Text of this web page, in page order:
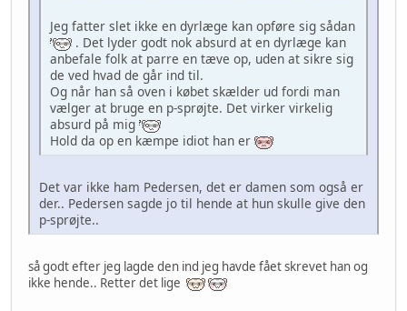
Jeg fatter slet ikke en dyrlæge kan opføre sig sådan
. Det lyder godt nok absurd at en dyrlæge kan
anbefale folk at parre en tæve op, uden at sikre sig
de ved hvad de går ind til.
Og når han så oven i købet skælder ud fordi man
vælger at bruge en p-sprøjte. Det virker virkelig
absurd på mig
Hold da op en kæmpe idiot han er
Det var ikke ham Pedersen, det er damen som også er
der.. Pedersen sagde jo til hende at hun skulle give den
p-sprøjte..
så godt efter jeg lagde den ind jeg havde fået skrevet han og
ikke hende.. Retter det lige